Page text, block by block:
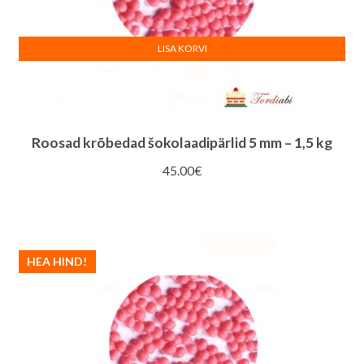
Roosad krõbedad šokolaadipärlid 5 mm – 1,5 kg
45.00€
LISA KORVI
HEA HIND!